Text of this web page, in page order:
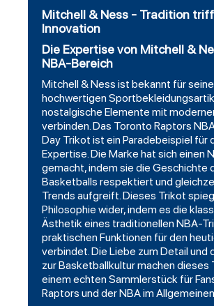
Mitchell & Ness - Tradition
Innovation
Die Expertise von Mitchell &
NBA-Bereich
Mitchell & Ness ist bekannt für seine
hochwertigen
nostalgische Elemente mit
verbinden. Das Toronto Raptors
Day Trikot ist ein Paradebeispiel für
Expertise. Die Marke hat sich einen
gemacht, indem sie die Geschichte
Basketballs respektiert und
Trends aufgreift. Dieses Trikot
Philosophie wider, indem es die
Ästhetik eines traditionellen NBA-
praktischen Funktionen für den
verbindet. Die Liebe zum Detail und
zur Basketballkultur machen dieses
einem echten Sammlerstück für
Raptors und der NBA im